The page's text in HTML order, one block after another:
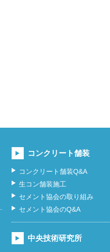
コンクリート舗装
コンクリート舗装Q&A
生コン舗装施工
セメント協会の取り組み
セメント協会のQ&A
中央技術研究所